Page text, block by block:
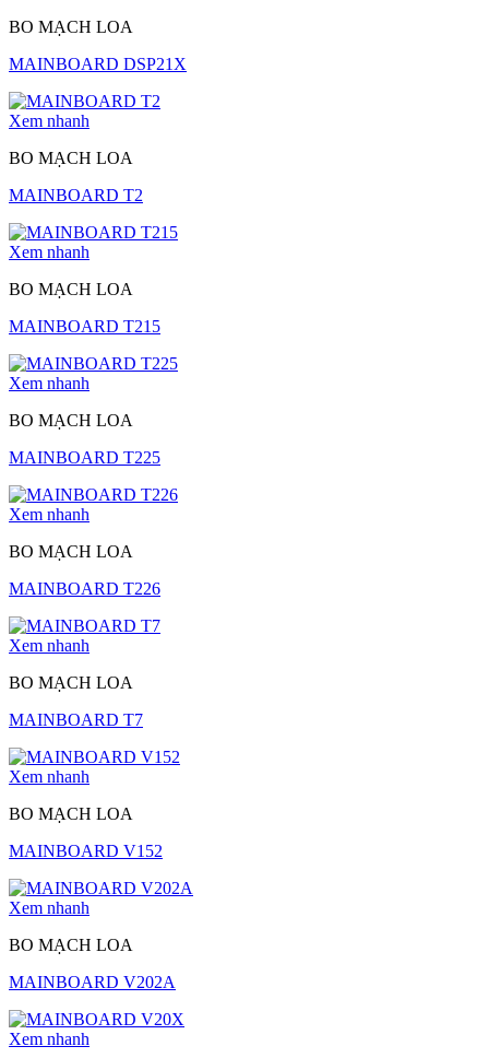
BO MẠCH LOA
MAINBOARD DSP21X
Xem nhanh
BO MẠCH LOA
MAINBOARD T2
Xem nhanh
BO MẠCH LOA
MAINBOARD T215
Xem nhanh
BO MẠCH LOA
MAINBOARD T225
Xem nhanh
BO MẠCH LOA
MAINBOARD T226
Xem nhanh
BO MẠCH LOA
MAINBOARD T7
Xem nhanh
BO MẠCH LOA
MAINBOARD V152
Xem nhanh
BO MẠCH LOA
MAINBOARD V202A
Xem nhanh